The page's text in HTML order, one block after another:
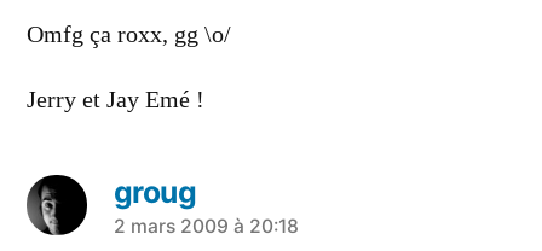
Omfg ça roxx, gg \o/
Jerry et Jay Emé !
groug
a
2 mars 2009 à 20:18